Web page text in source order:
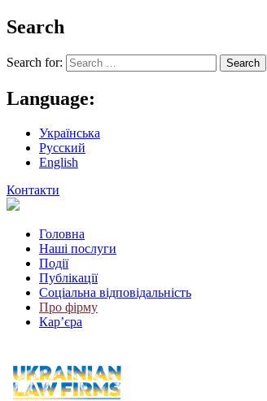
Search
Search for:
Language:
Українська
Русский
English
Контакти
Головна
Наші послуги
Події
Публікації
Соціальна відповідальність
Про фiрму
Кар’єра